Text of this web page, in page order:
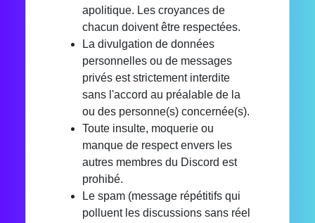
apolitique. Les croyances de
chacun doivent être respectées.
La divulgation de données
personnelles ou de messages
privés est strictement interdite
sans l'accord au préalable de la
ou des personne(s) concernée(s).
Toute insulte, moquerie ou
manque de respect envers les
autres membres du Discord est
prohibé.
Le spam (message répétitifs qui
polluent les discussions sans réel